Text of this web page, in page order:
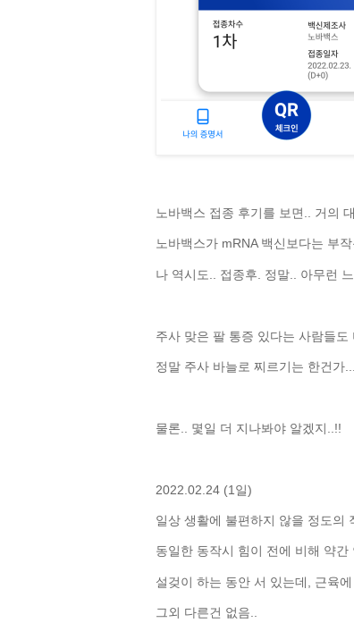
노바백스 접종 후기를 보면.. 거의
노바백스가 mRNA 백신보다는 부
나 역시도.. 접종후. 정말.. 아무런 느
주사 맞은 팔 통증 있다는 사람들도
정말 주사 바늘로 찌르기는 한건가
물론.. 몇일 더 지나봐야 알겠지..!!
2022.02.24 (1일)
일상 생활에 불편하지 않을 정도의
동일한 동작시 힘이 전에 비해 약간
설겆이 하는 동안 서 있는데, 근육
그외 다른건 없음..